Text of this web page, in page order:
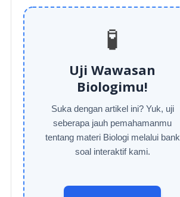
🧪
Uji Wawasan
Biologimu!
Suka dengan artikel ini? Yuk, uji
seberapa jauh pemahamanmu
tentang materi Biologi melalui bank
soal interaktif kami.